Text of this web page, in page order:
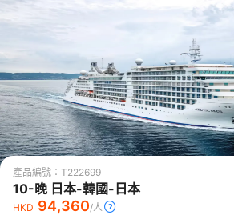
產品編號： T222699
10-晚 日本-韓國-日本
HKD 94,360/人